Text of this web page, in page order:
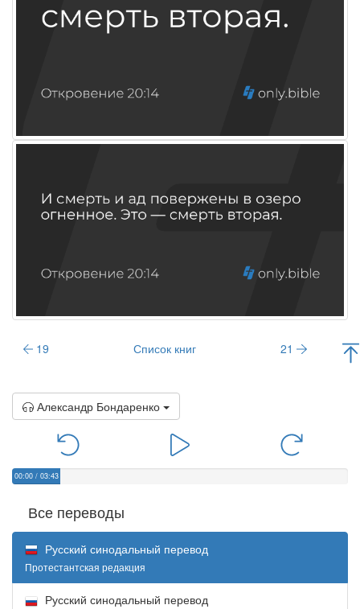
19 Список книг 21
Александр Бондаренко
00:00 / 03:43
Все переводы
Русский синодальный перевод
Протестантская редакция
Русский синодальный перевод